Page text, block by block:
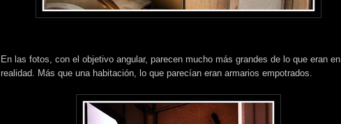
En las fotos, con el objetivo angular, parecen mucho más grandes de lo que eran en
realidad. Más que una habitación, lo que parecían eran armarios empotrados.